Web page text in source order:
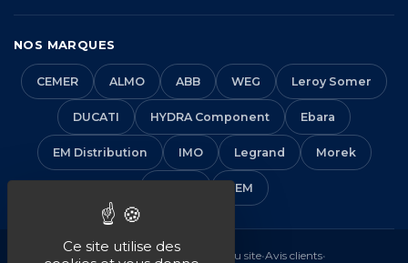
NOS MARQUES
CEMER ALMO ABB WEG Leroy Somer
DUCATI HYDRA Component Ebara
EM Distribution IMO Legrand Morek
VEM
Mentions légales•CGV Plan du site•Avis clients•
Ce site utilise des